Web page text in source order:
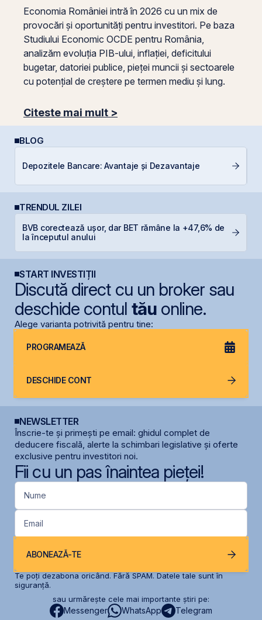
Economia României intră în 2026 cu un mix de
provocări și oportunități pentru investitori. Pe baza
Studiului Economic OCDE pentru România,
analizăm evoluția PIB-ului, inflației, deficitului
bugetar, datoriei publice, pieței muncii și sectoarele
cu potențial de creștere pe termen mediu și lung.
Citeste mai mult >
BLOG
Depozitele Bancare: Avantaje și Dezavantaje
TRENDUL ZILEI
BVB corectează ușor, dar BET rămâne la +47,6% de
la începutul anului
START INVESTIȚII
Discută direct cu un broker sau
deschide contul tăuonline.
Alege varianta potrivită pentru tine:
PROGRAMEAZĂ
DESCHIDE CONT
NEWSLETTER
Înscrie-te și primești pe email: ghidul complet de
deducere fiscală, alerte la schimbari legislative și oferte
exclusive pentru investitori noi.
Fii cu un pas înaintea pieței!
Nume
Email
ABONEAZĂ-TE
Te poți dezabona oricând. Fără SPAM. Datele tale sunt în
siguranță.
sau urmărește cele mai importante știri pe:
Messenger WhatsApp Telegram